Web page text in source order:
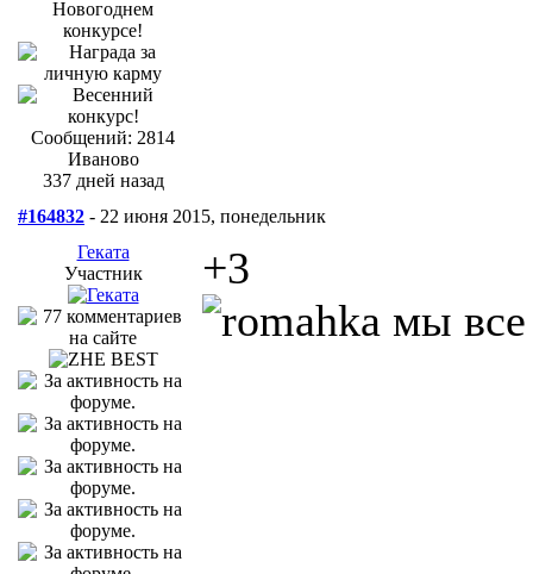
Сообщений: 2814
Иваново
337 дней назад
#164832 - 22 июня 2015, понедельник
Геката
Участник
+3
мы